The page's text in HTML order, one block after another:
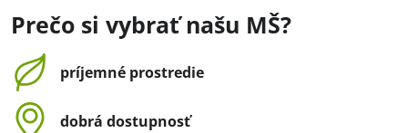
Prečo si vybrať našu MŠ?
príjemné prostredie
dobrá dostupnosť